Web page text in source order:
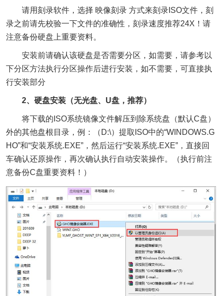
请用刻录软件，选择 映像刻录 方式来刻录ISO文件，刻
录之前请先校验一下文件的准确性，刻录速度推荐24X！请
注意备份硬盘上重要资料。
安装前请确认该硬盘是否需要分区，如需要，请参考以
下分区方法执行分区操作后进行安装，如不需要，可直接执
行安装部分
2、硬盘安装（无光盘、U盘，推荐）
将下载的ISO系统镜像文件解压到除系统盘（默认C盘）
外的其他盘根目录，例：（D:\）提取ISO中的“WINDOWS.G
HO”和“安装系统.EXE”，然后运行“安装系统.EXE”，直接回
车确认还原操作，再次确认执行自动安装操作。（执行前注
意备份C盘重要资料！）